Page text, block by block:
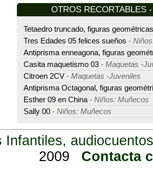
OTROS RECORTABLES
Tetaedro truncado, figuras geométricas
Tres Edades 05 felices sueños -
Antiprisma enneagona, figuras
Casita maquetismo 03 - Maquetas -
Citroen 2CV - Maquetas -Juveniles
Antiprisma Octagonal, figuras
Esther 09 en China- Niños: Muñecos
Sally 00 - Niños: Muñecos
Infantiles,
2009
Contacta